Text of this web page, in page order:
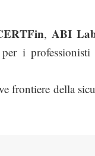
, ABI
i
frontiere della